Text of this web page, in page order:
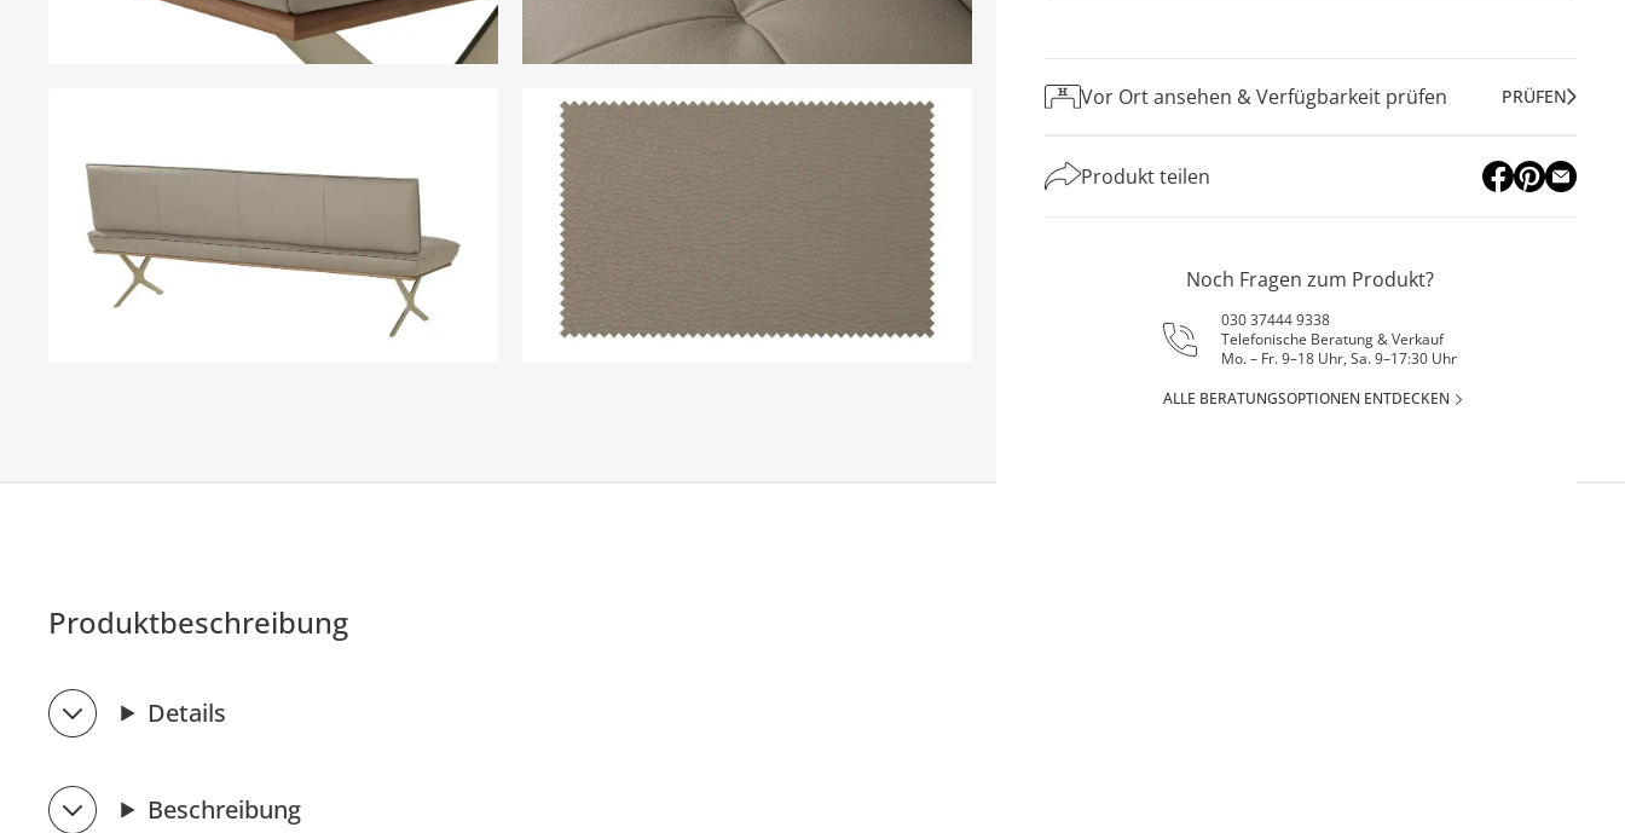
Vor Ort ansehen & Verfügbarkeit prüfen PRÜFEN
Produkt teilen
Noch Fragen zum Produkt?
030 37444 9338
Telefonische Beratung & Verkauf
Mo. – Fr. 9–18 Uhr, Sa. 9–17:30 Uhr
ALLE BERATUNGSOPTIONEN ENTDECKEN
Produktbeschreibung
Details
Beschreibung